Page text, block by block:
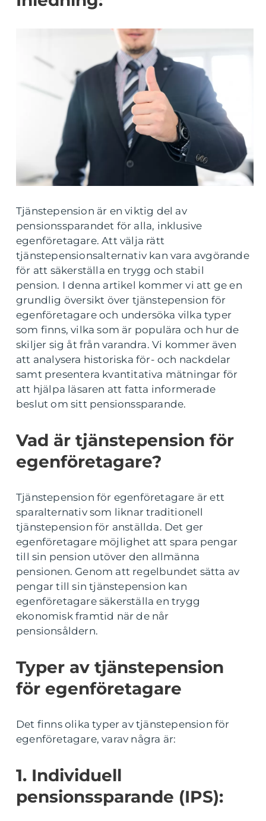
Tjänstepension är en viktig del av
pensionssparandet för alla, inklusive
egenföretagare. Att välja rätt
tjänstepensionsalternativ kan vara avgörande
för att säkerställa en trygg och stabil
pension. I denna artikel kommer vi att ge en
grundlig översikt över tjänstepension för
egenföretagare och undersöka vilka typer
som finns, vilka som är populära och hur de
skiljer sig åt från varandra. Vi kommer även
att analysera historiska för- och nackdelar
samt presentera kvantitativa mätningar för
att hjälpa läsaren att fatta informerade
beslut om sitt pensionssparande.
Vad är tjänstepension för
egenföretagare?
Tjänstepension för egenföretagare är ett
sparalternativ som liknar traditionell
tjänstepension för anställda. Det ger
egenföretagare möjlighet att spara pengar
till sin pension utöver den allmänna
pensionen. Genom att regelbundet sätta av
pengar till sin tjänstepension kan
egenföretagare säkerställa en trygg
ekonomisk framtid när de når
pensionsåldern.
Typer av tjänstepension
för egenföretagare
Det finns olika typer av tjänstepension för
egenföretagare, varav några är:
1. Individuell
pensionssparande (IPS):